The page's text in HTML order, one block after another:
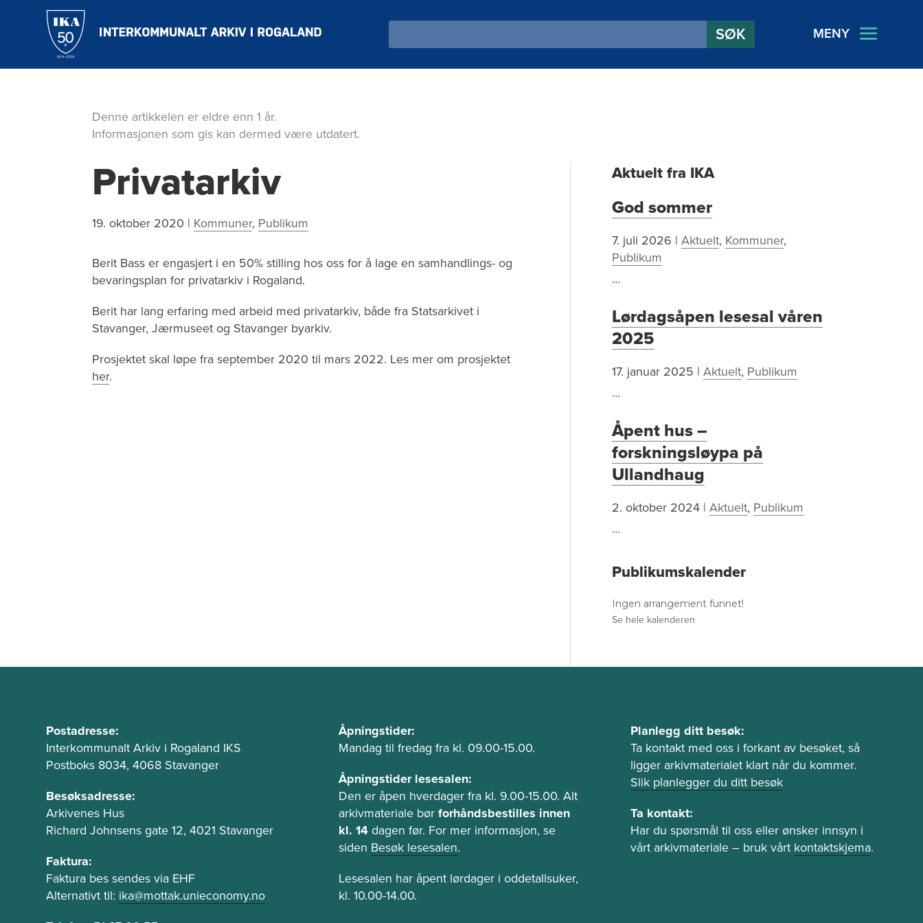
hovedinnholdet
MENY
Denne artikkelen er eldre enn 1 år.
Informasjonen som gis kan dermed være utdatert.
Privatarkiv
19. oktober 2020 | Kommuner, Publikum
Berit Bass er engasjert i en 50% stilling hos oss for å lage en samhandlings- og
bevaringsplan for privatarkiv i Rogaland.
Berit har lang erfaring med arbeid med privatarkiv, både fra Statsarkivet i
Stavanger, Jærmuseet og Stavanger byarkiv.
Prosjektet skal løpe fra september 2020 til mars 2022. Les mer om prosjektet
her.
Aktuelt fra IKA
God sommer
7. juli 2026 | Aktuelt, Kommuner,
Publikum
…
Lørdagsåpen lesesal våren
2025
17. januar 2025 | Aktuelt, Publikum
…
Åpent hus –
forskningsløypa på
Ullandhaug
2. oktober 2024| Aktuelt, Publikum
…
Publikumskalender
Ingen arrangement funnet!
Se hele kalenderen
A
d
r
s
s
e
o
g
t
Postadresse:
Interkommunalt Arkiv i Rogaland IKS
Postboks 8034, 4068 Stavanger
Besøksadresse:
Arkivenes Hus
Richard Johnsens gate 12, 4021 Stavanger
Faktura:
Faktura bes sendes via EHF
Alternativt til: ika@mottak.unieconomy.no
Å
p
i
n
g
s
t
i
d
Åpningstider:
Mandag til fredag fra kl. 09.00-15.00.
Åpningstider lesesalen:
Den er åpen hverdager fra kl. 9.00-15.00. Alt
arkivmateriale bør forhåndsbestilles innen
kl. 14dagen før. For mer informasjon, se
siden Besøk lesesalen.
Lesesalen har åpent lørdager i oddetallsuker,
kl. 10.00-14.00.
P
l
a
n
e
g
g
Planlegg ditt besøk:
Ta kontakt med oss i forkant av besøket, så
ligger arkivmaterialet klart når du kommer.
Slik planlegger du ditt besøk
Ta kontakt:
Har du spørsmål til oss eller ønsker innsyn i
vårt arkivmateriale – bruk vårt kontaktskjema.